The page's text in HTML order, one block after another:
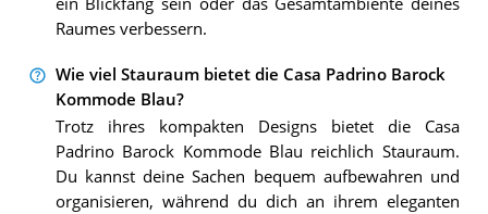
Raumes verbessern.
Wie viel Stauraum bietet die Casa Padrino Barock
Kommode Blau?
Trotz ihres kompakten Designs bietet die Casa
Padrino Barock Kommode Blau reichlich Stauraum.
Du kannst deine Sachen bequem aufbewahren und
organisieren, während du dich an ihrem eleganten